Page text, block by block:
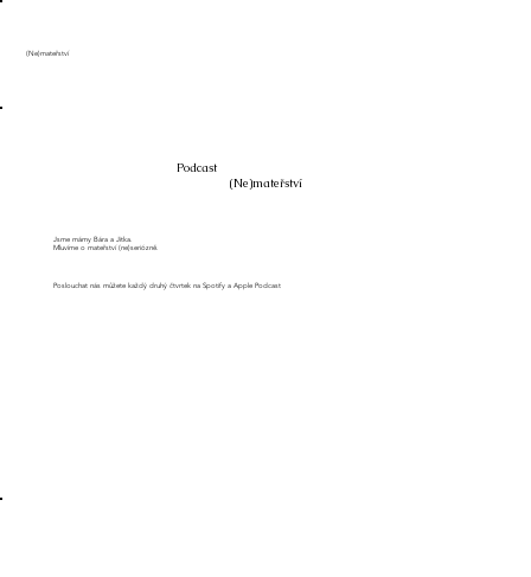
(Ne)mateřství
Podcast
Jsme mámy Bára a Jitka.
Mluvíme o mateřství (ne)seriózně.
Poslouchat nás můžete každý druhý čtvrtek na Spotify a Apple Podcast
(Ne)mateřství